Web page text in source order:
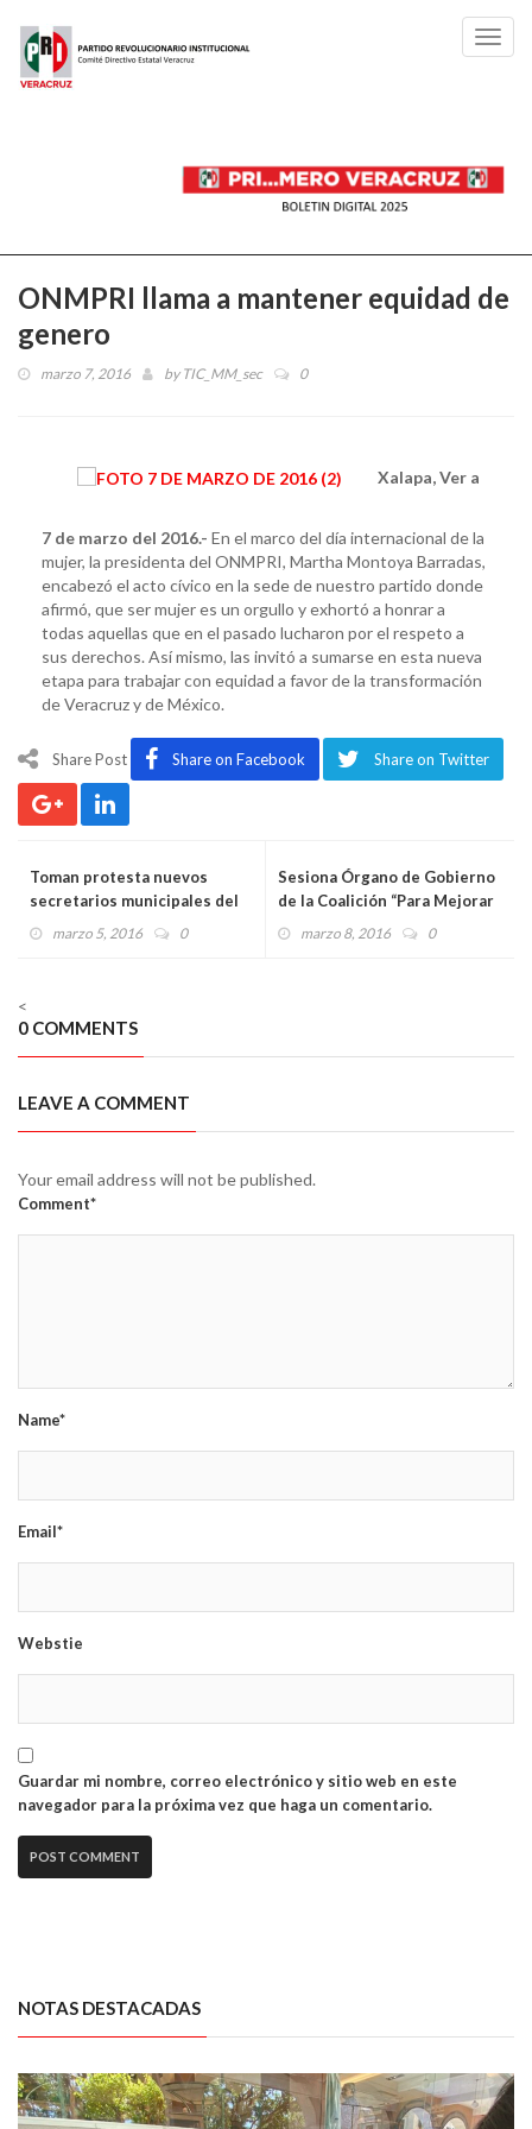
ONMPRI llama a mantener equidad de
genero
marzo 7, 2016 by TIC_MM_sec 0
Xalapa, Ver a
7 de marzo del 2016.- En el marco del día internacional de la
mujer, la presidenta del ONMPRI, Martha Montoya Barradas,
encabezó el acto cívico en la sede de nuestro partido donde
afirmó, que ser mujer es un orgullo y exhortó a honrar a
todas aquellas que en el pasado lucharon por el respeto a
sus derechos. Así mismo, las invitó a sumarse en esta nueva
etapa para trabajar con equidad a favor de la transformación
de Veracruz y de México.
Share Post Share on Facebook Share on Twitter
Toman protesta nuevos
secretarios municipales del
Deporte del PRI
marzo 5, 2016 0
Sesiona Órgano de Gobierno
de la Coalición “Para Mejorar
Veracruz”
marzo 8, 2016 0
<
0 COMMENTS
LEAVE A COMMENT
Your email address will not be published.
Comment*
Name*
Email*
Webstie
Guardar mi nombre, correo electrónico y sitio web en este
navegador para la próxima vez que haga un comentario.
NOTAS DESTACADAS